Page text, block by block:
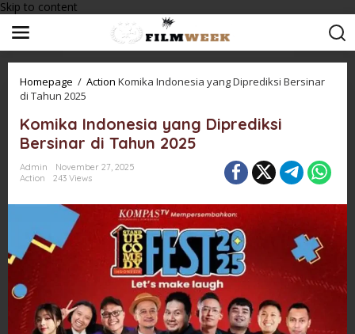
Skip to content
Homepage / Action Komika Indonesia yang Diprediksi Bersinar
di Tahun 2025
Komika Indonesia yang Diprediksi
Bersinar di Tahun 2025
Admin
November 27, 2025
Action
243 Views